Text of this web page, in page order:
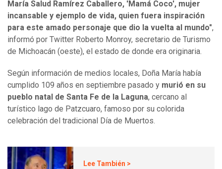
María Salud Ramírez Caballero, 'Mamá Coco', mujer
incansable y ejemplo de vida, quien fuera inspiración
para este amado personaje que dio la vuelta al mundo",
informó por Twitter Roberto Monroy, secretario de Turismo
de Michoacán (oeste), el estado de donde era originaria.
Según información de medios locales, Doña María había
cumplido 109 años en septiembre pasado y murió en su
pueblo natal de Santa Fe de la Laguna, cercano al
turístico lago de Patzcuaro, famoso por su colorida
celebración del tradicional Día de Muertos.
Lee También >